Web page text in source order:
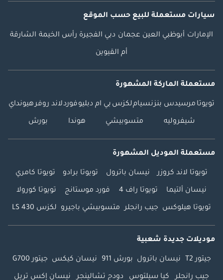
سيارات مستعملة للبيع حسب الموقع
الإمارات أبوظبي العين عجمان دبي الفجيرة رأس الخيمة الشارقة
أم القيوين
مستعملة الماركة المشهورة
تويوتا مرسيدس بنزنسياملكزس بي ام دبليوفوردلاند روفرهيونداي
شيفروليه متسوبيشي هوندا بورش
مستعملة الموديل المشهورة
تويوتا لاند كروزر نيسان باترول تويوتا برادو تويوتا كامري
نيسان ألتيما تويوتا راف 4 فورد موستانج تويوتا كورولا
تويوتا هيلوكس جيب رانجلر متسوبيشي باجيرو لكزس LS 430
موديلات جديدة شعبية
جيتور T2 نيسان باترول بورش 911 نيسان كيكس جيتور G700
جيب رانجلر كيا سيلتوس دودج تشالينجر نيسان إكس تريل